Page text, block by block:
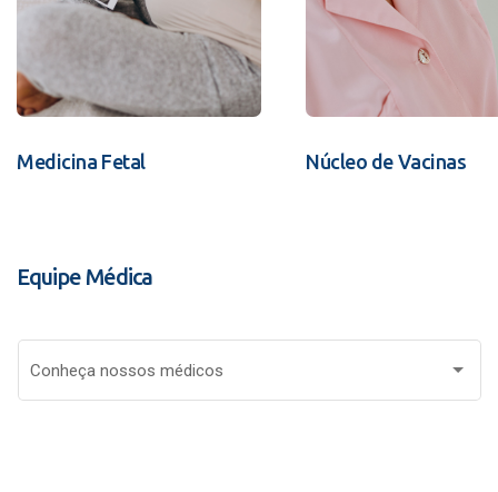
Medicina Fetal Núcleo de Vacinas
Equipe Médica
Conheça nossos médicos